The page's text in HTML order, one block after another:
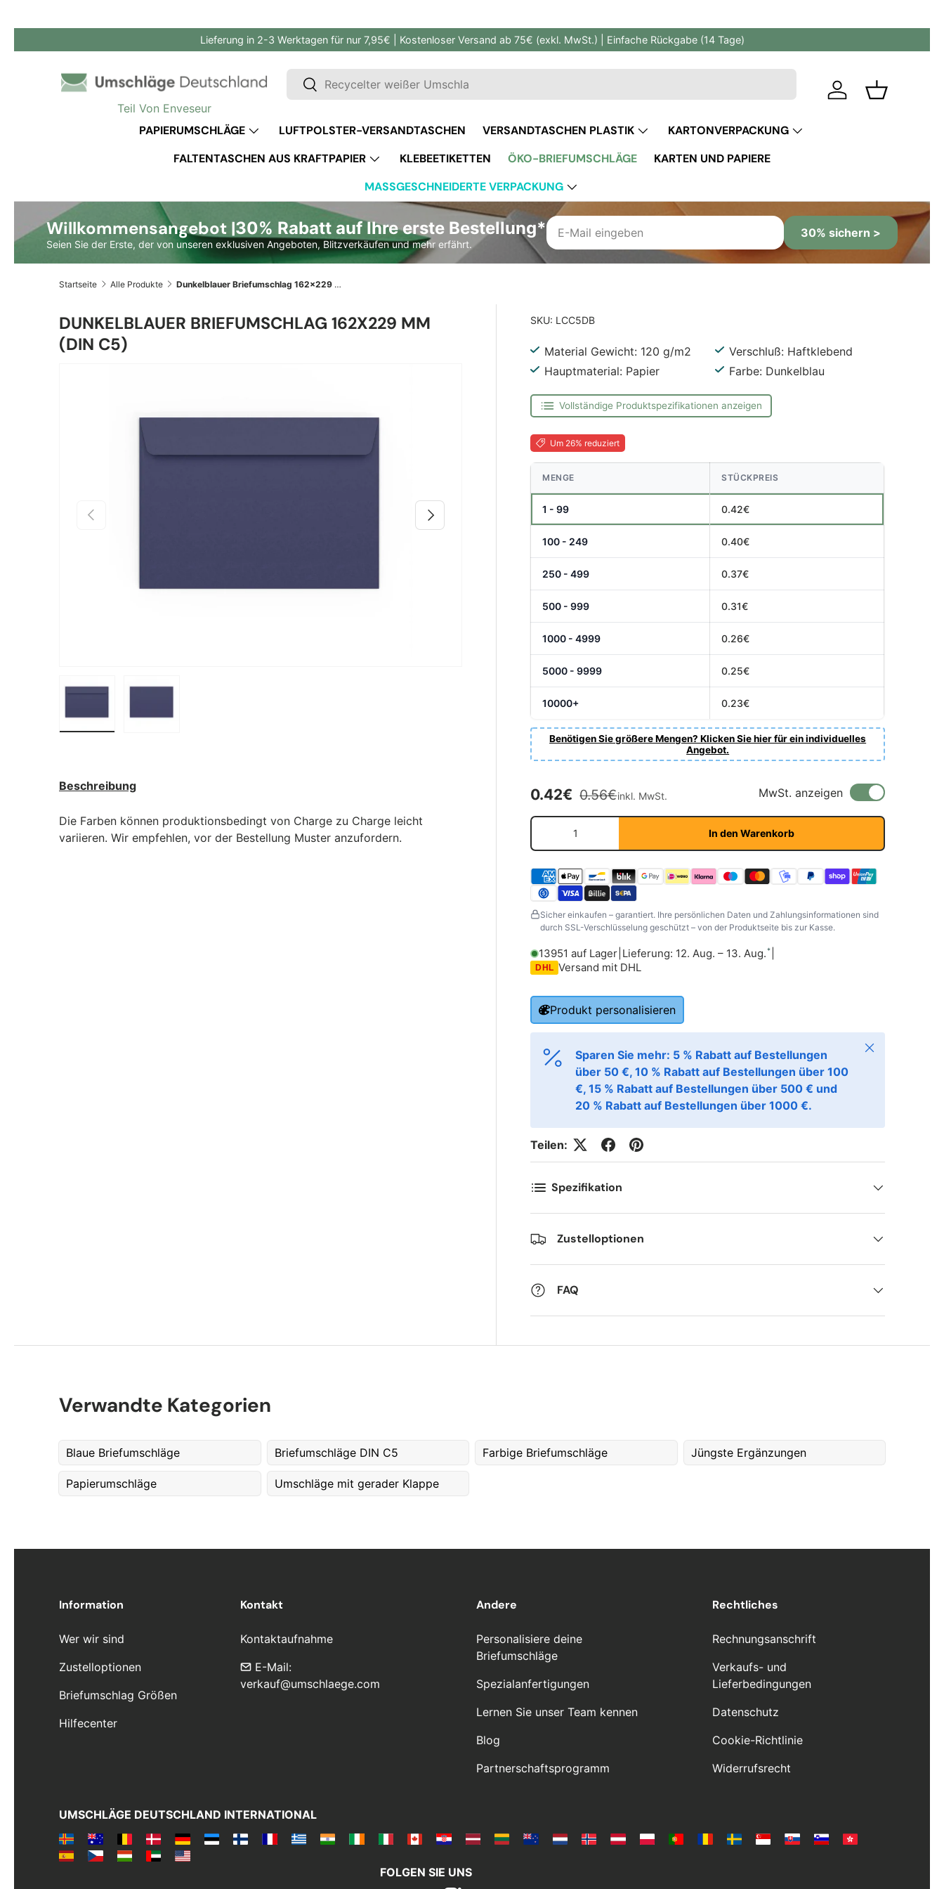
Direkt zum Inhalt
Lieferung in 2-3 Werktagen für nur 7,95€ | Kostenloser Versand ab 75€ (exkl. MwSt.) | Einfache Rückgabe (14 Tage)
Teil Von Enveseur
Suchen
Suchen
Einloggen
PAPIERUMSCHLÄGE LUFTPOLSTER-VERSANDTASCHEN VERSANDTASCHEN PLASTIK
KARTONVERPACKUNG
FALTENTASCHEN AUS KRAFTPAPIER
KLEBEETIKETTEN ÖKO-BRIEFUMSCHLÄGE
KARTEN UND PAPIERE
MASSGESCHNEIDERTE VERPACKUNG
Willkommensangebot |30% Rabatt auf Ihre erste Bestellung*
Seien Sie der Erste, der von unseren exklusiven Angeboten, Blitzverkäufen und mehr erfährt.
30% sichern >
Startseite Alle Produkte Dunkelblauer Briefumschlag 162x229 mm (DIN C5)
DUNKELBLAUER BRIEFUMSCHLAG 162X229 MM
(DIN C5)
Vorherige Nächste
SKU: LCC5DB
Material Gewicht: 120 g/m2
Verschluß: Haftklebend
Hauptmaterial: Papier
Farbe: Dunkelblau
Vollständige Produktspezifikationen anzeigen
Um 26% reduziert
MENGE STÜCKPREIS
1 - 99 0.42€
100 - 249 0.40€
250 - 499 0.37€
500 - 999 0.31€
1000 - 4999 0.26€
5000 - 9999 0.25€
10000+ 0.23€
Benötigen Sie größere Mengen? Klicken Sie hier für ein individuelles
Angebot.
Verkaufspreis
0.42€ Normaler Preis
0.56€inkl. MwSt. MwSt. anzeigen
Anzahl
In den Warenkorb
Sicher einkaufen – garantiert. Ihre persönlichen Daten und Zahlungsinformationen sind
durch SSL-Verschlüsselung geschützt – von der Produktseite bis zur Kasse.
13951 auf Lager Lieferung: 12. Aug. – 13. Aug.*
DHL Versand mit DHL
Produkt personalisieren
Sparen Sie mehr: 5 % Rabatt auf Bestellungen
über 50 €, 10 % Rabatt auf Bestellungen über 100
€, 15 % Rabatt auf Bestellungen über 500 € und
20 % Rabatt auf Bestellungen über 1000 €.
Schließen
Teilen:
Spezifikation
Zustelloptionen
FAQ
Beschreibung
Die Farben können produktionsbedingt von Charge zu Charge leicht
variieren. Wir empfehlen, vor der Bestellung Muster anzufordern.
Verwandte Kategorien
Blaue Briefumschläge Briefumschläge DIN C5 Farbige Briefumschläge Jüngste Ergänzungen
Papierumschläge Umschläge mit gerader Klappe
Information
Wer wir sind
Zustelloptionen
Briefumschlag Größen
Hilfecenter
Kontakt
Kontaktaufnahme
E-Mail:
verkauf@umschlaege.com
Andere
Personalisiere deine
Briefumschläge
Spezialanfertigungen
Lernen Sie unser Team kennen
Blog
Partnerschaftsprogramm
Rechtliches
Rechnungsanschrift
Verkaufs- und
Lieferbedingungen
Datenschutz
Cookie-Richtlinie
Widerrufsrecht
UMSCHLÄGE DEUTSCHLAND INTERNATIONAL
FOLGEN SIE UNS